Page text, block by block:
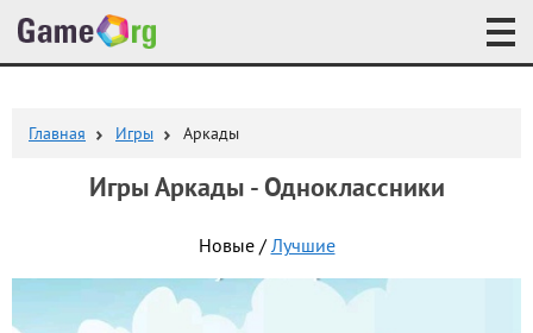
Главная Игры Аркады
Игры Аркады - Одноклассники
Новые /Лучшие